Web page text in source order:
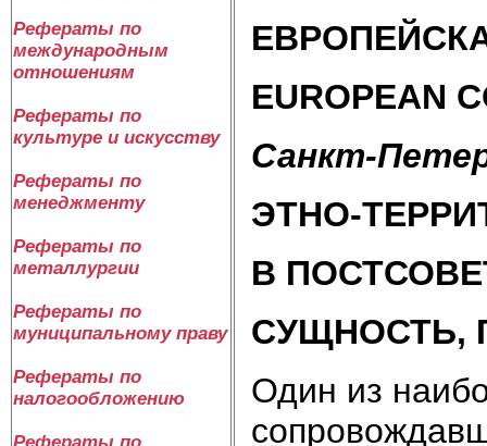
Рефераты по
международным
отношениям
Рефераты по
культуре и искусству
Рефераты по
менеджменту
Рефераты по
металлургии
Рефераты по
муниципальному праву
Рефераты по
налогообложению
EUROPEAN
Санкт-
ЭТНО-
В
СУЩНОСТЬ,
Один из